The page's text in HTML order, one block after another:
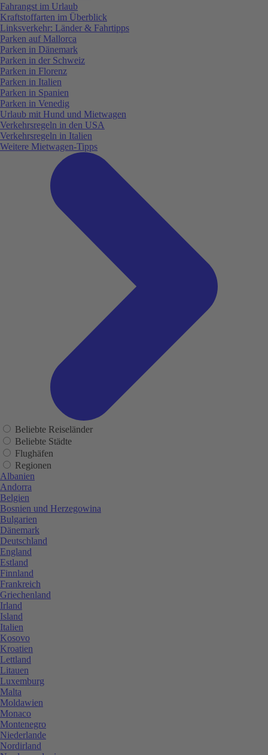
Fahrangst im Urlaub
Kraftstoffarten im Überblick
Linksverkehr: Länder & Fahrtipps
Parken auf Mallorca
Parken in Dänemark
Parken in der Schweiz
Parken in Florenz
Parken in Italien
Parken in Spanien
Parken in Venedig
Urlaub mit Hund und Mietwagen
Verkehrsregeln in den USA
Verkehrsregeln in Italien
Weitere Mietwagen-Tipps
Beliebte Reiseländer
Beliebte Städte
Flughäfen
Regionen
Albanien
Andorra
Belgien
Bosnien und Herzegowina
Bulgarien
Dänemark
Deutschland
England
Estland
Finnland
Frankreich
Griechenland
Irland
Island
Italien
Kosovo
Kroatien
Lettland
Litauen
Luxemburg
Malta
Moldawien
Monaco
Montenegro
Niederlande
Nordirland